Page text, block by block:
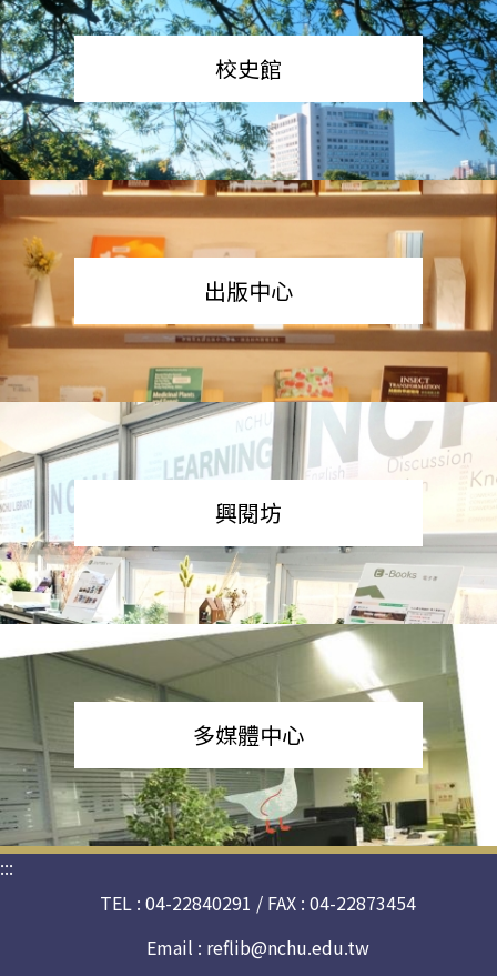
校史館
出版中心
興閱坊
多媒體中心
:::
TEL : 04-22840291 / FAX : 04-22873454
Email : reflib@nchu.edu.tw